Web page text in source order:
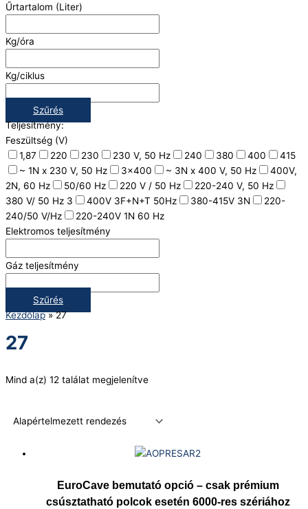
Űrtartalom (Liter)
Kg/óra
Kg/ciklus
Szűrés
Teljesítmény:
Feszültség (V)
1,87
220 230 230 V, 50 Hz 240 380 400
415
~ 1N x 230 V, 50 Hz
3x400 ~ 3N x 400 V, 50 Hz
400V,
2N, 60 Hz
50/60 Hz 220 V / 50 Hz
220-240 V, 50 Hz
380 V/ 50 Hz 3
400V 3F+N+T 50Hz 380-415V 3N
220-
240/50 V/Hz
220-240V 1N 60 Hz
Elektromos teljesítmény
Gáz teljesítmény
Szűrés
Kezdőlap»27
27
Mind a(z) 12 találat megjelenítve
EuroCave bemutató opció – csak prémium
csúsztatható polcok esetén 6000-res szériához